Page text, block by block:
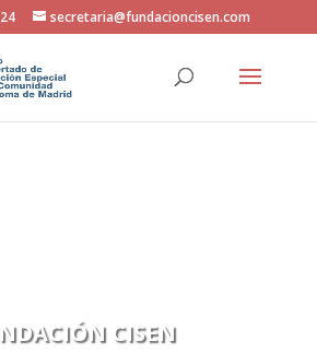
secretaria@fundacioncisen.com
CISEN